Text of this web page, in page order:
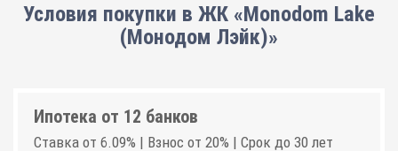
Условия покупки в ЖК «Monodom Lake
(Монодом Лэйк)»
Ипотека от 12 банков
Ставка от 6.09% | Взнос от 20% | Срок до 30 лет